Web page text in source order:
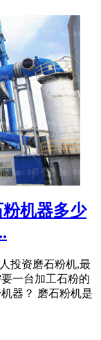
机器多少
投资磨石粉机,最
一台加工石粉的
器？ 磨石粉机是